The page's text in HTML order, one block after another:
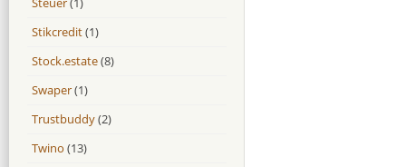
Stikcredit(1)
Stock.estate(8)
Swaper(1)
Trustbuddy(2)
Twino (13)